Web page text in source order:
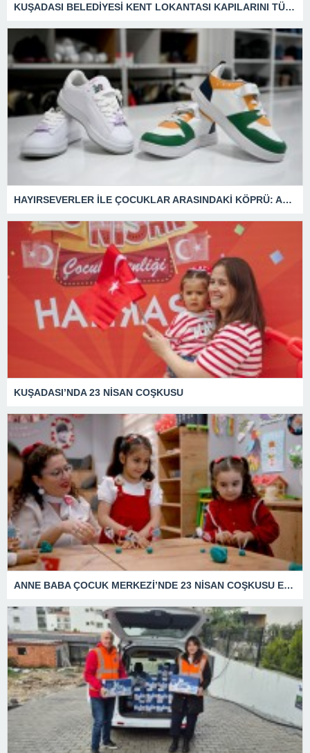
KUŞADASI BELEDİYESİ KENT LOKANTASI KAPILARINI TÜM VATANDAŞLARA AÇTI
HAYIRSEVERLER İLE ÇOCUKLAR ARASINDAKİ KÖPRÜ: ADA KIYAFET EVİ
KUŞADASI’NDA 23 NİSAN COŞKUSU
ANNE BABA ÇOCUK MERKEZİ’NDE 23 NİSAN COŞKUSU ERKEN YAŞANDI